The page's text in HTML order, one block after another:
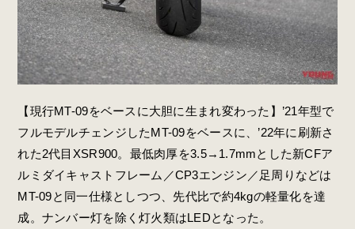
【現行MT-09をベースに大胆に生まれ変わった】’21年型で
フルモデルチェンジしたMT-09をベースに、’22年に刷新さ
れた2代目XSR900。最低肉厚を3.5→1.7mmとした新CFア
ルミダイキャストフレーム／CP3エンジン／足周りなどは
MT-09と同一仕様としつつ、先代比で約4kgの軽量化を達
成。ナンバー灯を除く灯火類はLEDとなった。